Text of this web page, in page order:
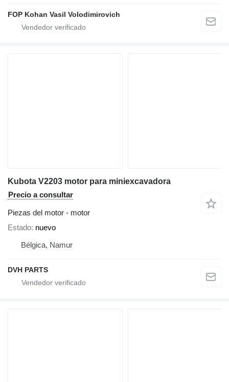
FOP Kohan Vasil Volodimirovich
Kubota V2203 motor para miniexcavadora
Precio a consultar
Piezas del motor - motor
Estado nuevo
Bélgica, Namur
DVH PARTS